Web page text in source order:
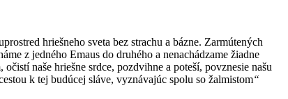
hriešneho sveta bez strachu a bázne. Zarmútených
z jedného Emaus do druhého a nenachádzame žiadne
naše hriešne srdce, pozdvihne a poteší, povznesie našu
k tej budúcej sláve, vyznávajúc spolu so žalmistom“